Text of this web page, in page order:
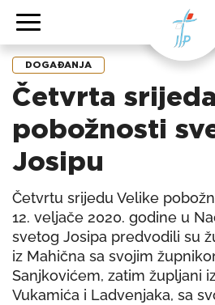
DOGAĐANJA
Četvrta
pobožnosti
Josipu
Četvrtu srijedu Velike
12. veljače 2020. godine u
svetog Josipa predvodili su
iz Mahična sa svojim
Sanjkovićem, zatim župljani
Vukamića i Ladvenjaka, sa